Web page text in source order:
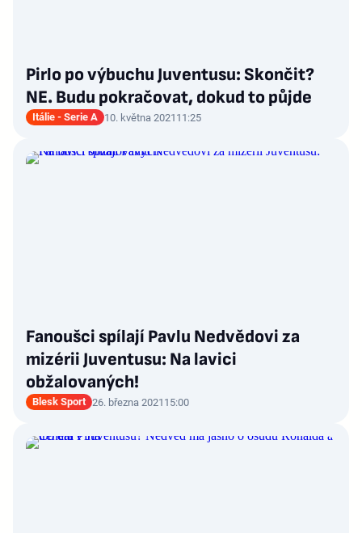
Pirlo po výbuchu Juventusu: Skončit?
NE. Budu pokračovat, dokud to půjde
Itálie - Serie A 10. května 2021 11:25
Fanoušci spílají Pavlu Nedvědovi za
mizérii Juventusu: Na lavici
obžalovaných!
Blesk Sport 26. března 2021 15:00